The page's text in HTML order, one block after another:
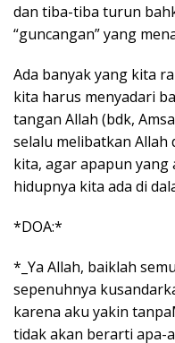
dan tiba-tiba turun
“guncangan” yang
Ada banyak yang kita
kita harus menyadari
tangan Allah (bdk,
selalu melibatkan Allah
kita, agar apapun yang
hidupnya kita ada di
*DOA:*
*_Ya Allah, baiklah
sepenuhnya
karena aku yakin
tidak akan berarti apa-